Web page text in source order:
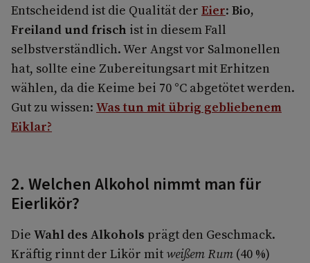
Entscheidend ist die Qualität der Eier: Bio,
Freiland und frisch ist in diesem Fall
selbstverständlich. Wer Angst vor Salmonellen
hat, sollte eine Zubereitungsart mit Erhitzen
wählen, da die Keime bei 70 °C abgetötet werden.
Gut zu wissen: Was tun mit übrig gebliebenem
Eiklar?
2. Welchen Alkohol nimmt man für
Eierlikör?
Die Wahl des Alkohols prägt den Geschmack.
Kräftig rinnt der Likör mit weißemRum (40 %)